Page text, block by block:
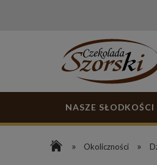
NASZE SŁODKOŚCI
» Okoliczności »